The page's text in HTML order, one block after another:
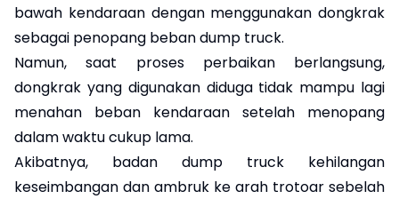
bawah kendaraan dengan menggunakan dongkrak
sebagai penopang beban dump truck.
Namun, saat proses perbaikan berlangsung,
dongkrak yang digunakan diduga tidak mampu lagi
menahan beban kendaraan setelah menopang
dalam waktu cukup lama.
Akibatnya, badan dump truck kehilangan
keseimbangan dan ambruk ke arah trotoar sebelah